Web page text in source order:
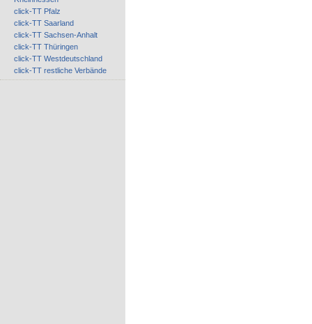
click-TT Pfalz
click-TT Saarland
click-TT Sachsen-Anhalt
click-TT Thüringen
click-TT Westdeutschland
click-TT restliche Verbände